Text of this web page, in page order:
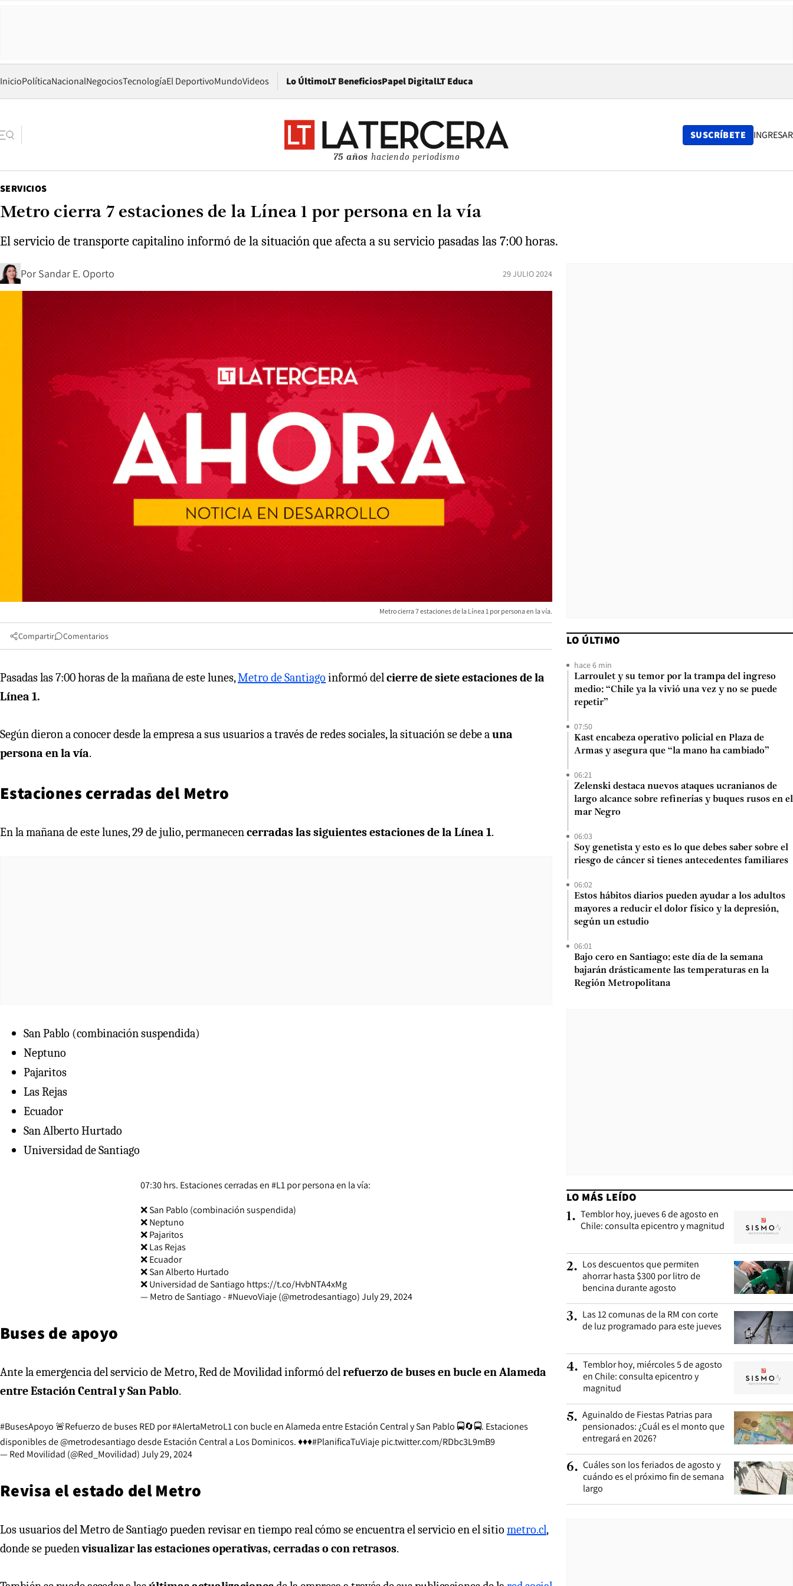
InicioPolíticaNacionalNegociosTecnologíaEl DeportivoMundoVideos Lo ÚltimoLT BeneficiosPapel DigitalOpens in new window
LT Educa
75 años haciendo periodismo
SUSCRÍBETE INGRESAR
SERVICIOS
Metro cierra 7 estaciones de la Línea 1 por persona en la vía
El servicio de transporte capitalino informó de la situación que afecta a su servicio pasadas las 7:00 horas.
Por Sandar E. Oporto 29 JULIO 2024
Metro cierra 7 estaciones de la Línea 1 por persona en la vía.
Compartir Comentarios
Pasadas las 7:00 horas de la mañana de este lunes,Metro de Santiago informó delcierre de siete estaciones de la
Línea 1.
Según dieron a conocer desde la empresa a sus usuarios a través de redes sociales, la situación se debe auna
persona en la vía.
Estaciones cerradas del Metro
En la mañana de este lunes, 29 de julio, permanecencerradas las siguientes estaciones de la Línea 1.
San Pablo (combinación suspendida)
Neptuno
Pajaritos
Las Rejas
Ecuador
San Alberto Hurtado
Universidad de Santiago
07:30 hrs. Estaciones cerradas en#L1por persona en la vía:
❌️ San Pablo (combinación suspendida)
❌️ Neptuno
❌️ Pajaritos
❌️ Las Rejas
❌️ Ecuador
❌️ San Alberto Hurtado
❌️ Universidad de Santiago https://t.co/HvbNTA4xMg
— Metro de Santiago - #NuevoViaje (@metrodesantiago)July 29, 2024
Buses de apoyo
Ante la emergencia del servicio de Metro, Red de Movilidad informó delrefuerzo de buses en bucle en Alameda
entre Estación Central y San Pablo.
#BusesApoyo 🚨Refuerzo de buses RED por#AlertaMetroL1con bucle en Alameda entre Estación Central y San Pablo 🚍🔄🚍. Estaciones
disponibles de@metrodesantiagodesde Estación Central a Los Dominicos. ♦♦♦#PlanificaTuViajepic.twitter.com/RDbc3L9mB9
— Red Movilidad (@Red_Movilidad)July 29, 2024
Revisa el estado del Metro
Los usuarios del Metro de Santiago pueden revisar en tiempo real cómo se encuentra el servicio en el sitio metro.cl,
donde se puedenvisualizar las estaciones operativas, cerradas o con retrasos.
LO ÚLTIMO
hace 6 min
Larroulet y su temor por la trampa del ingreso
medio: “Chile ya la vivió una vez y no se puede
repetir”
07:50
Kast encabeza operativo policial en Plaza de
Armas y asegura que “la mano ha cambiado”
06:21
Zelenski destaca nuevos ataques ucranianos de
largo alcance sobre refinerías y buques rusos en el
mar Negro
06:03
Soy genetista y esto es lo que debes saber sobre el
riesgo de cáncer si tienes antecedentes familiares
06:02
Estos hábitos diarios pueden ayudar a los adultos
mayores a reducir el dolor físico y la depresión,
según un estudio
06:01
Bajo cero en Santiago: este día de la semana
bajarán drásticamente las temperaturas en la
Región Metropolitana
LO MÁS LEÍDO
1. Temblor hoy, jueves 6 de agosto en
Chile: consulta epicentro y magnitud
2. Los descuentos que permiten
ahorrar hasta $300 por litro de
bencina durante agosto
3. Las 12 comunas de la RM con corte
de luz programado para este jueves
4. Temblor hoy, miércoles 5 de agosto
en Chile: consulta epicentro y
magnitud
5. Aguinaldo de Fiestas Patrias para
pensionados: ¿Cuál es el monto que
entregará en 2026?
6. Cuáles son los feriados de agosto y
cuándo es el próximo fin de semana
largo